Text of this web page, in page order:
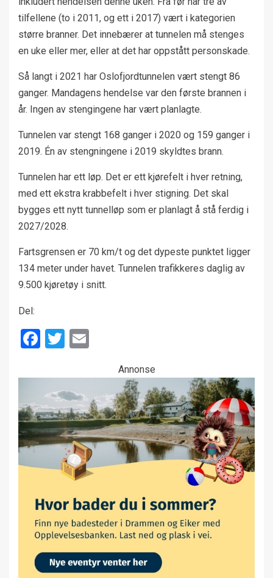
tilfellene (to i 2011, og ett i 2017) vært i kategorien
større branner. Det innebærer at tunnelen må stenges
en uke eller mer, eller at det har oppstått personskade.
Så langt i 2021 har Oslofjordtunnelen vært stengt 86
ganger. Mandagens hendelse var den første brannen i
år. Ingen av stengingene har vært planlagte.
Tunnelen var stengt 168 ganger i 2020 og 159 ganger i
2019. Én av stengningene i 2019 skyldtes brann.
Tunnelen har ett løp. Det er ett kjørefelt i hver retning,
med ett ekstra krabbefelt i hver stigning. Det skal
bygges ett nytt tunnelløp som er planlagt å stå ferdig i
2027/2028.
Fartsgrensen er 70 km/t og det dypeste punktet ligger
134 meter under havet. Tunnelen trafikkeres daglig av
9.500 kjøretøy i snitt.
Del:
Facebook
Twitter
Annonse